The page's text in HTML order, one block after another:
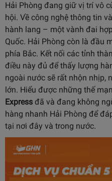
Hải Phòng đang giữ vị trí vô
hội. Về công nghệ thông tin
hành lang – một vành đai
Quốc. Hải Phòng còn là đầu
phía Bắc. Kết nối các tỉnh
điều này đủ để thấy lượng
ngoài nước sẽ rất nhộn nhịp,
lớn. Hiểu được những thế
Express đã và đang không
hàng nhanh Hải Phòng để
tại nơi đây và trong nước.